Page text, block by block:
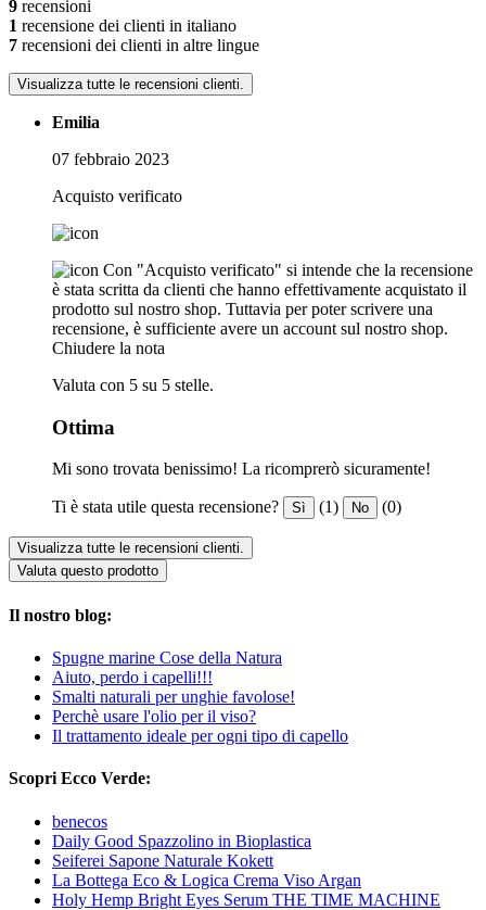
9 recensioni
1 recensione dei clienti in italiano
7 recensioni dei clienti in altre lingue
Visualizza tutte le recensioni clienti.
Emilia
07 febbraio 2023
Acquisto verificato
Con "Acquisto verificato" si intende che la recensione
è stata scritta da clienti che hanno effettivamente acquistato il
prodotto sul nostro shop. Tuttavia per poter scrivere una
recensione, è sufficiente avere un account sul nostro shop.
Chiudere la nota
Valuta con 5 su 5 stelle.
Ottima
Mi sono trovata benissimo! La ricomprerò sicuramente!
Ti è stata utile questa recensione? Sì (1) No (0)
Visualizza tutte le recensioni clienti.
Valuta questo prodotto
Il nostro blog:
Spugne marine Cose della Natura
Aiuto, perdo i capelli!!!
Smalti naturali per unghie favolose!
Perchè usare l'olio per il viso?
Il trattamento ideale per ogni tipo di capello
Scopri Ecco Verde:
benecos
Daily Good Spazzolino in Bioplastica
Seiferei Sapone Naturale Kokett
La Bottega Eco & Logica Crema Viso Argan
Holy Hemp Bright Eyes Serum THE TIME MACHINE